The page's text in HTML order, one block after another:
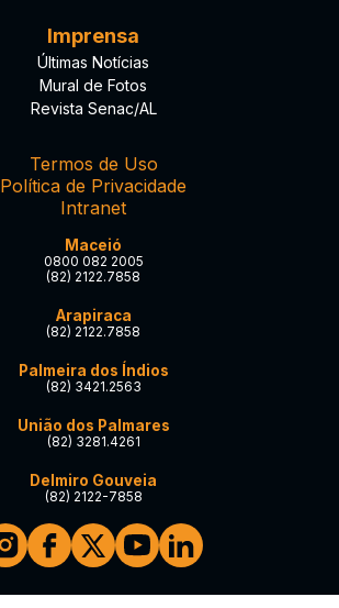
Imprensa
Últimas Notícias
Mural de Fotos
Revista Senac/AL
Termos de Uso
Política de Privacidade
Intranet
Maceió
0800 082 2005
(82) 2122.7858
Arapiraca
(82) 2122.7858
Palmeira dos Índios
(82) 3421.2563
União dos Palmares
(82) 3281.4261
Delmiro Gouveia
(82) 2122-7858